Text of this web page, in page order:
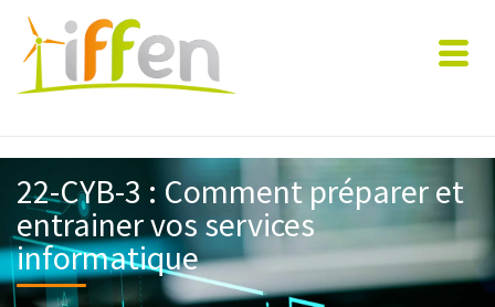
22-CYB-3 : Comment préparer et
entrainer vos services
informatique